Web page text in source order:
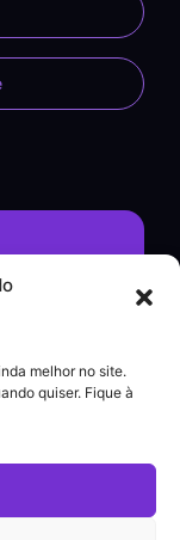
melhor no site.
quiser. Fique à